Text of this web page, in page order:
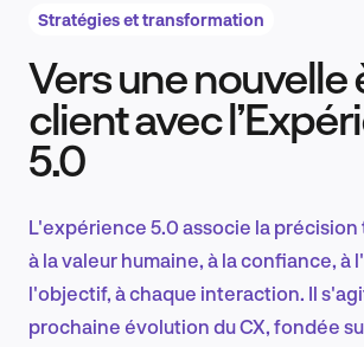
Recherche et
EN
Stratégies et transformation
Vers une nouvelle
client avec
5.0
L'expérience 5.0 associe la
à la valeur humaine, à la confiance, à
l'objectif, à chaque interaction. Il
prochaine évolution du CX, fondée